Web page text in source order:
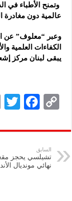
وتمنح الأطباء في
عالمية دون مغادرة
وعبر “معلوف” عن
الكفاءات العلمية
يبقى لبنان مركز
C
p
y
Li
F
eb
k
السابق
تشيلسي يحجز
نهائي مونديال